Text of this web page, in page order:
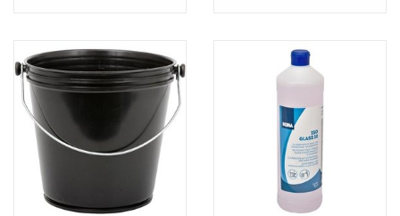
1x500207 Ruitenschraper metaal - 4 cm
1x500240 Vervangmes voor schraper - 4 cm - set 5 stuks